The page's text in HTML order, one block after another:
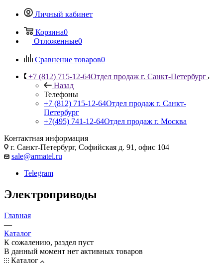
Личный кабинет
Корзина0
Отложенные0
Сравнение товаров0
+7 (812) 715-12-64Отдел продаж г. Санкт-Петербург
Назад
Телефоны
+7 (812) 715-12-64Отдел продаж г. Санкт-
Петербург
+7(495) 741-12-64Отдел продаж г. Москва
Контактная информация
г. Санкт-Петербург, Софийская д. 91, офис 104
sale@armatel.ru
Telegram
Электроприводы
Главная
—
Каталог
К сожалению, раздел пуст
В данный момент нет активных товаров
Каталог